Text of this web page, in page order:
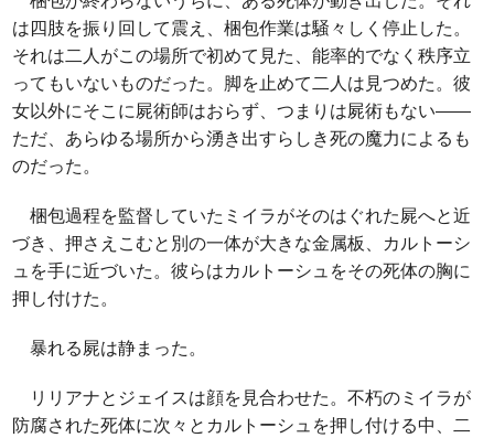
は四肢を振り回して震え、梱包作業は騒々しく停止した。
それは二人がこの場所で初めて見た、能率的でなく秩序立
ってもいないものだった。脚を止めて二人は見つめた。彼
女以外にそこに屍術師はおらず、つまりは屍術もない――
ただ、あらゆる場所から湧き出すらしき死の魔力によるも
のだった。
梱包過程を監督していたミイラがそのはぐれた屍へと近
づき、押さえこむと別の一体が大きな金属板、カルトーシ
ュを手に近づいた。彼らはカルトーシュをその死体の胸に
押し付けた。
暴れる屍は静まった。
リリアナとジェイスは顔を見合わせた。不朽のミイラが
防腐された死体に次々とカルトーシュを押し付ける中、二